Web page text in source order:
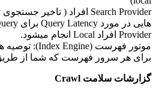
Provider افراد Local انجام میشود.
برای هر سرور فهرست که شما از
گزارشات سلامت Crawl